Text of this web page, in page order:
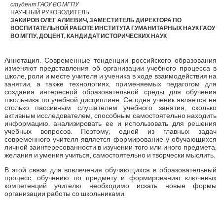
студент ГАОУ ВО МГПУ
НАУЧНЫЙ РУКОВОДИТЕЛЬ:
ЗАКИРОВ ОЛЕГ АЛИЕВИЧ, ЗАМЕСТИТЕЛЬ ДИРЕКТОРА ПО
ВОСПИТАТЕЛЬНОЙ РАБОТЕ ИНСТИТУТА ГУМАНИТАРНЫХ НАУК ГАОУ
ВО МГПУ, ДОЦЕНТ, КАНДИДАТ ИСТОРИЧЕСКИХ НАУК
Аннотация. Современные тенденции российского образования
изменяют представления об организации учебного процесса в
школе, роли и месте учителя и ученика в ходе взаимодействия на
занятии, а также технологиях, применяемых педагогом для
создания интересной образовательной среды для обучения
школьника по учебной дисциплине. Сегодня ученик является не
столько пассивным слушателем учебного занятия, сколько
активным исследователем, способным самостоятельно находить
информацию, анализировать ее и использовать для решения
учебных вопросов. Поэтому, одной из главных задач
современного учителя является формирование у обучающихся
личной заинтересованности в изучении того или иного предмета,
желания и умения учиться, самостоятельно и творчески мыслить.
В этой связи для вовлечения обучающихся в образовательный
процесс, обучению по предмету и формированию ключевых
компетенций учителю необходимо искать новые формы
организации работы со школьниками.